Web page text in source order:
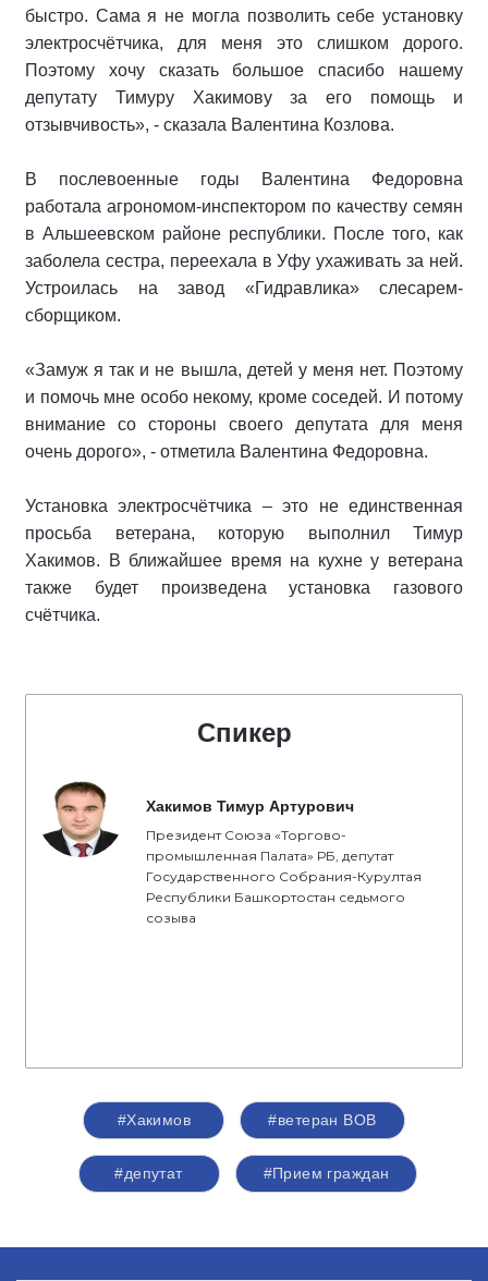
быстро. Сама я не могла позволить себе установку
электросчётчика, для меня это слишком дорого.
Поэтому хочу сказать большое спасибо нашему
депутату Тимуру Хакимову за его помощь и
отзывчивость», - сказала Валентина Козлова.
В послевоенные годы Валентина Федоровна
работала агрономом-инспектором по качеству семян
в Альшеевском районе республики. После того, как
заболела сестра, переехала в Уфу ухаживать за ней.
Устроилась на завод «Гидравлика» слесарем-
сборщиком.
«Замуж я так и не вышла, детей у меня нет. Поэтому
и помочь мне особо некому, кроме соседей. И потому
внимание со стороны своего депутата для меня
очень дорого», - отметила Валентина Федоровна.
Установка электросчётчика – это не единственная
просьба ветерана, которую выполнил Тимур
Хакимов. В ближайшее время на кухне у ветерана
также будет произведена установка газового
счётчика.
Спикер
Хакимов Тимур Артурович
Президент Союза «Торгово-
промышленная Палата» РБ, депутат
Государственного Собрания-Курултая
Республики Башкортостан седьмого
созыва
#Хакимов #ветеран ВОВ
#депутат #Прием граждан